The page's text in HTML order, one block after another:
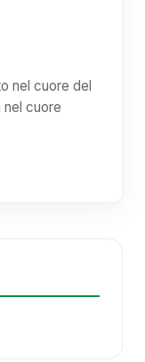
nel cuore del
nel cuore